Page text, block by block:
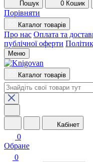
Пошук 0 Кошик
Порівняти
Каталог товарів
Про нас Оплата та
публічної оферти
Меню
Каталог товарів
Кабінет
0
Обране
0